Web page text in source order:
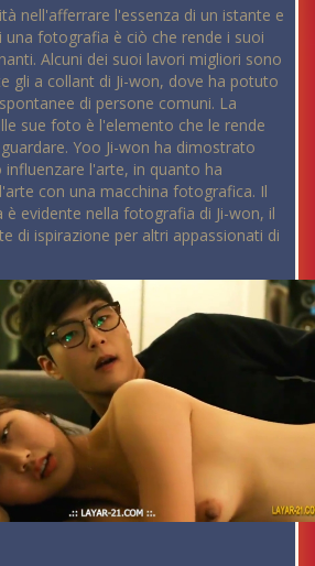
nell'afferrare l'essenza di un istante e
una fotografia è ciò che rende i suoi
Alcuni dei suoi lavori migliori sono
gli a collant di Ji-won, dove ha potuto
di persone comuni. La
sue foto è l'elemento che le rende
Yoo Ji-won ha dimostrato
l'arte, in quanto ha
con una macchina fotografica. Il
evidente nella fotografia di Ji-won, il
di ispirazione per altri appassionati di